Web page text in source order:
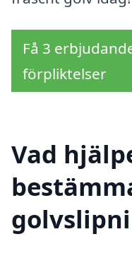
Få 3
förpliktelser
Vad